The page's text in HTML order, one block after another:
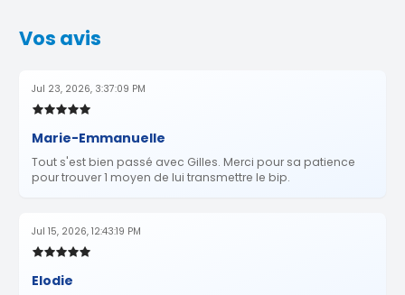
Vos avis
Jul 23, 2026, 3:37:09 PM
Marie-Emmanuelle
Tout s'est bien passé avec Gilles. Merci pour sa patience
pour trouver 1 moyen de lui transmettre le bip.
Jul 15, 2026, 12:43:19 PM
Elodie